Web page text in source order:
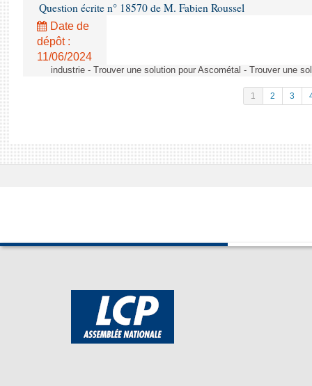
Question écrite n° 18570 de M. Fabien Roussel
Date de
dépôt :
11/06/2024
industrie - Trouver une solution pour Ascométal - Trouver une
1 2 3